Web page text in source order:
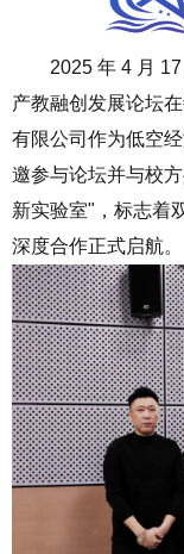
2025 年 4 月
产教融创发展论坛
有限公司作为低空
邀参与论坛并与校
新实验室"，标志着
深度合作正式启航。